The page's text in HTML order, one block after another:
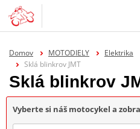
Domov MOTODIELY Elektrika
Sklá blinkrov JMT
Sklá blinkrov
Vyberte si náš motocykel a